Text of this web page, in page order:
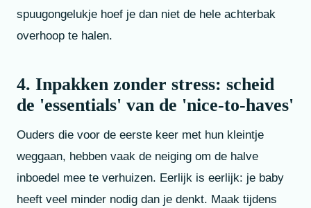
spuugongelukje hoef je dan niet de hele achterbak
overhoop te halen.
4. Inpakken zonder stress: scheid
de 'essentials' van de 'nice-to-haves'
Ouders die voor de eerste keer met hun kleintje
weggaan, hebben vaak de neiging om de halve
inboedel mee te verhuizen. Eerlijk is eerlijk: je baby
heeft veel minder nodig dan je denkt. Maak tijdens